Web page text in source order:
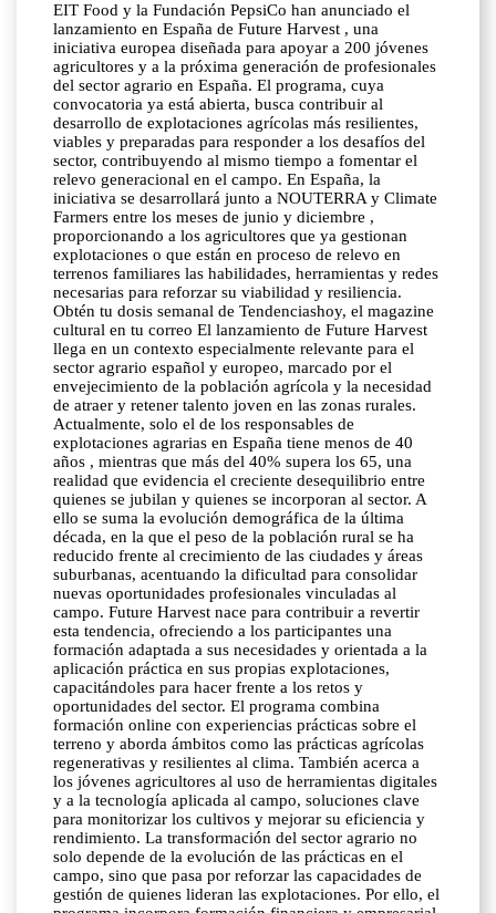
EIT Food y la Fundación PepsiCo han anunciado el
lanzamiento en España de Future Harvest , una
iniciativa europea diseñada para apoyar a 200 jóvenes
agricultores y a la próxima generación de profesionales
del sector agrario en España. El programa, cuya
convocatoria ya está abierta, busca contribuir al
desarrollo de explotaciones agrícolas más resilientes,
viables y preparadas para responder a los desafíos del
sector, contribuyendo al mismo tiempo a fomentar el
relevo generacional en el campo. En España, la
iniciativa se desarrollará junto a NOUTERRA y Climate
Farmers entre los meses de junio y diciembre ,
proporcionando a los agricultores que ya gestionan
explotaciones o que están en proceso de relevo en
terrenos familiares las habilidades, herramientas y redes
necesarias para reforzar su viabilidad y resiliencia.
Obtén tu dosis semanal de Tendenciashoy, el magazine
cultural en tu correo El lanzamiento de Future Harvest
llega en un contexto especialmente relevante para el
sector agrario español y europeo, marcado por el
envejecimiento de la población agrícola y la necesidad
de atraer y retener talento joven en las zonas rurales.
Actualmente, solo el de los responsables de
explotaciones agrarias en España tiene menos de 40
años , mientras que más del 40% supera los 65, una
realidad que evidencia el creciente desequilibrio entre
quienes se jubilan y quienes se incorporan al sector. A
ello se suma la evolución demográfica de la última
década, en la que el peso de la población rural se ha
reducido frente al crecimiento de las ciudades y áreas
suburbanas, acentuando la dificultad para consolidar
nuevas oportunidades profesionales vinculadas al
campo. Future Harvest nace para contribuir a revertir
esta tendencia, ofreciendo a los participantes una
formación adaptada a sus necesidades y orientada a la
aplicación práctica en sus propias explotaciones,
capacitándoles para hacer frente a los retos y
oportunidades del sector. El programa combina
formación online con experiencias prácticas sobre el
terreno y aborda ámbitos como las prácticas agrícolas
regenerativas y resilientes al clima. También acerca a
los jóvenes agricultores al uso de herramientas digitales
y a la tecnología aplicada al campo, soluciones clave
para monitorizar los cultivos y mejorar su eficiencia y
rendimiento. La transformación del sector agrario no
solo depende de la evolución de las prácticas en el
campo, sino que pasa por reforzar las capacidades de
gestión de quienes lideran las explotaciones. Por ello, el